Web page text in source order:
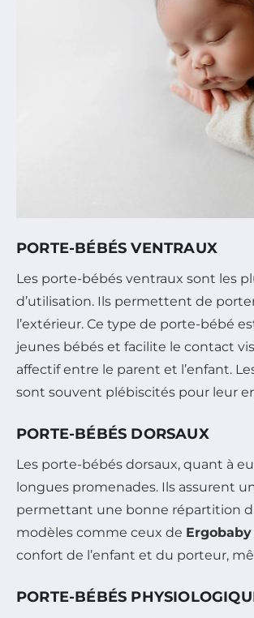
PORTE-BÉBÉS VENTRAUX
Les porte-bébés ventraux sont les
d’utilisation. Ils permettent de
l’extérieur. Ce type de porte-bébé
jeunes bébés et facilite le contact
affectif entre le parent et l’enfant.
sont souvent plébiscités pour leur
PORTE-BÉBÉS DORSAUX
Les porte-bébés dorsaux, quant à
longues promenades. Ils assurent
permettant une bonne répartition
modèles comme ceux de Ergobaby
confort de l’enfant et du porteur,
PORTE-BÉBÉS